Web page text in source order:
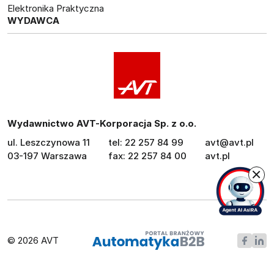
Elektronika Praktyczna
WYDAWCA
Wydawnictwo AVT-Korporacja Sp. z o.o.
ul. Leszczynowa 11
03-197 Warszawa
tel: 22 257 84 99
fax: 22 257 84 00
avt@avt.pl
avt.pl
© 2026 AVT